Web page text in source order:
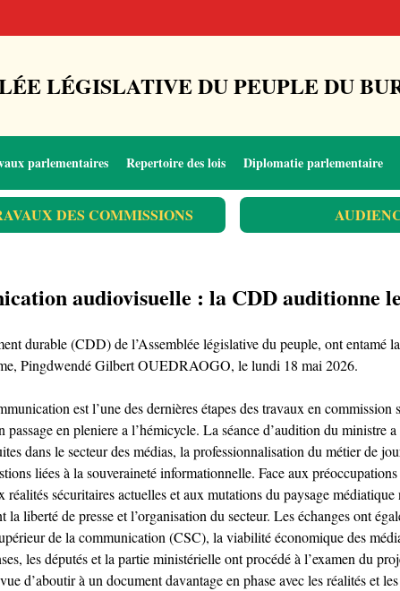
LÉGISLATIVE DU PEUPLE DU
parlementaires Repertoire des lois Diplomatie parlementaire
DES COMMISSIONS
audiovisuelle : la CDD auditionne
durable (CDD) de l’Assemblée législative du peuple, ont entamé
Pingdwendé Gilbert OUEDRAOGO, le lundi 18 mai 2026.
est l’une des dernières étapes des travaux en
en pleniere a l’hémicycle. La séance d’audition du ministre
dans le secteur des médias, la professionnalisation du métier de
liées à la souveraineté informationnelle. Face aux
sécuritaires actuelles et aux mutations du paysage
la liberté de presse et l’organisation du secteur. Les échanges ont
de la communication (CSC), la viabilité économique des
les députés et la partie ministérielle ont procédé à l’examen du
d’aboutir à un document davantage en phase avec les réalités et